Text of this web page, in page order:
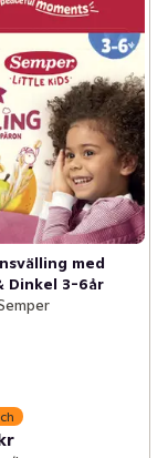
med
Dinkel 3-6år